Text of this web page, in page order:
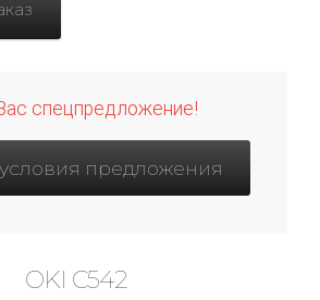
спецпредложение!
предложения
OKI C542